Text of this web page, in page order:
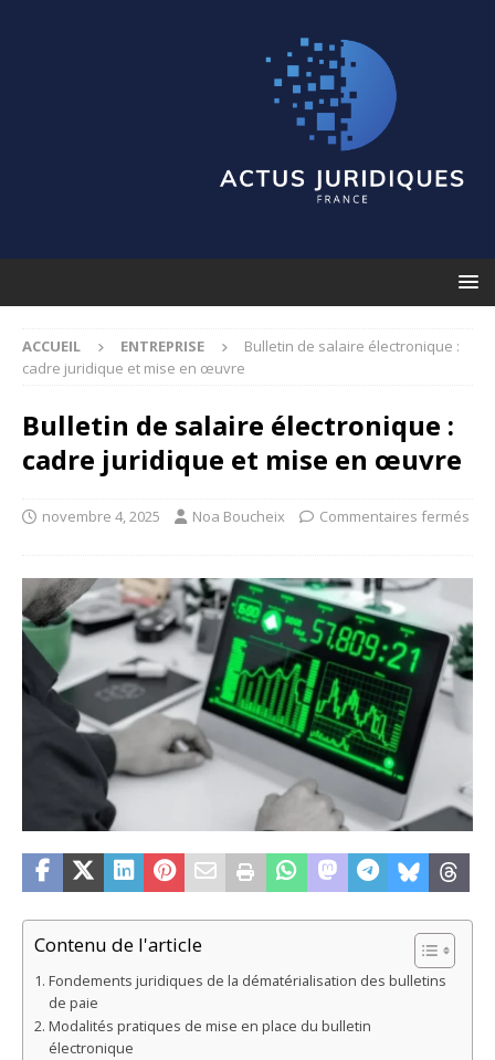
ACCUEIL ENTREPRISE
Bulletin de salaire électronique :
cadre juridique et mise en œuvre
Bulletin de salaire électronique :
cadre juridique et mise en œuvre
novembre 4, 2025 Noa Boucheix Commentaires fermés
Contenu de l'article
Fondements juridiques de la dématérialisation des bulletins
de paie
Modalités pratiques de mise en place du bulletin
électronique